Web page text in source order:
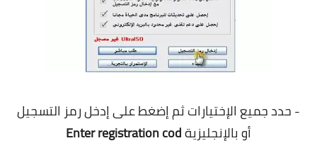
- حدد جميع الإختيارات ثم إضغط على إدخل رمز التسجيل
أو بالإنجليزيةEnter registration cod